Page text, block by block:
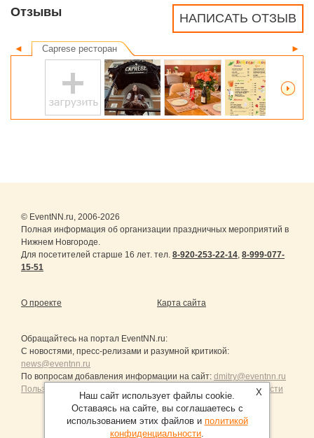
НАПИСАТЬ ОТЗЫВ
Отзывы
◄ ►
Caprese ресторан
© EventNN.ru, 2006-2026
Полная информация об организации праздничных мероприятий в
Нижнем Новгороде.
Для посетителей старше 16 лет. тел. 8-920-253-22-14, 8-999-077-
15-51
О проекте Карта сайта
Обращайтесь на портал EventNN.ru:
С новостями, пресс-релизами и разумной критикой:
news@eventnn.ru
По вопросам добавления информации на сайт: dmitry@eventnn.ru
Пользовательское Соглашение и политика конфиденциальности
X
Наш сайт использует файлы cookie.
Оставаясь на сайте, вы соглашаетесь с
использованием этих файлов и политикой
конфиденциальности.